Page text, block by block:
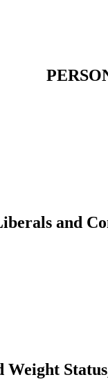
and
Weight